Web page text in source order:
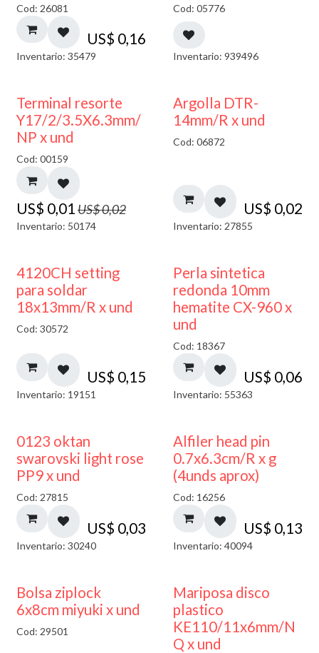
Cod: 26081
US$ 0,16
Inventario: 35479
Cod: 05776
Inventario: 939496
50% DESCUENTO
Terminal resorte
Y17/2/3.5X6.3mm/
NP x und
Cod: 00159
US$ 0,01 US$0,02
Inventario: 50174
Argolla DTR-
14mm/R x und
Cod: 06872
US$ 0,02
Inventario: 27855
4120CH setting
para soldar
18x13mm/R x und
Cod: 30572
US$ 0,15
Inventario: 19151
Perla sintetica
redonda 10mm
hematite CX-960 x
und
Cod: 18367
US$ 0,06
Inventario: 55363
0123 oktan
swarovski light rose
PP9 x und
Cod: 27815
US$ 0,03
Inventario: 30240
Alfiler head pin
0.7x6.3cm/R x g
(4unds aprox)
Cod: 16256
US$ 0,13
Inventario: 40094
¡NUEVO!
Bolsa ziplock
6x8cm miyuki x und
Cod: 29501
Mariposa disco
plastico
KE110/11x6mm/N
Q x und